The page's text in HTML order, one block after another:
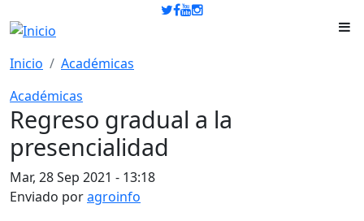
Pasar al contenido principal
Inicio
Académicas
Académicas
Regreso gradual a la
presencialidad
Mar, 28 Sep 2021 - 13:18
Enviado poragroinfo